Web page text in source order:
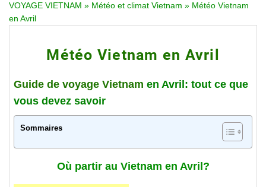
VOYAGE VIETNAM » Météo et climat Vietnam » Météo Vietnam
en Avril
Météo Vietnam en Avril
Guide de voyage Vietnam en Avril: tout ce que
vous devez savoir
Sommaires
Où partir au Vietnam en Avril?